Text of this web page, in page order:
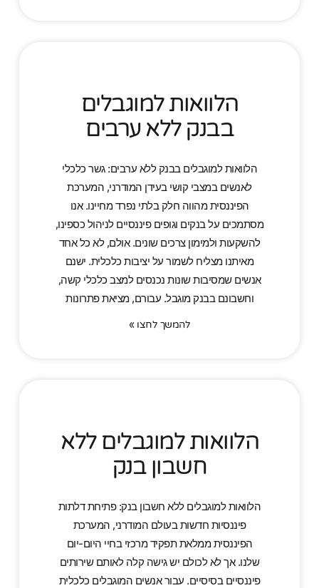
הלוואות למוגבלים
בבנק ללא ערבים
הלוואות למוגבלים בבנק ללא ערבים: גשר כלכלי
לאנשים במצבי קושי בעידן המודרני, המערכת
הפיננסית מהווה חלק בלתי נפרד מחיינו. אנו
מסתמכים על בנקים וגופים פיננסיים לניהול כספינו,
להשקעות ולמימון צרכים שונים. אולם, לא כל אחד
מאיתנו מצליח לשמור על יציבות כלכלית. ישנם
אנשים שמסיבות שונות נכנסים למצב כלכלי קשה,
וחשבונם בבנק מוגבל. עבורם, מציאת פתרונות
להמשך לחצו »
הלוואות למוגבלים ללא
חשבון בנק
הלוואות למוגבלים ללא חשבון בנק: פתיחת דלתות
פיננסיות חדשות בעולם המודרני, המערכת
הפיננסית ממלאת תפקיד מרכזי בחיי היום-יום
שלנו. אך לא לכולם יש גישה קלה לאותם שירותים
פיננסיים בסיסיים. עבור אנשים המוגבלים כלכלית